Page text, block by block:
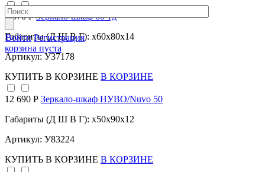
Войти Регистрация
корзина пуста
9 570 РЗеркало-шкаф 60 1д
Габариты (Д Ш В Г): x60x80x14
Артикул: У37178
КУПИТЬ В КОРЗИНЕ В КОРЗИНЕ
12 690 Р Зеркало-шкаф НУВО/Nuvo 50
Габариты (Д Ш В Г): x50x90x12
Артикул: У83224
КУПИТЬ В КОРЗИНЕ В КОРЗИНЕ